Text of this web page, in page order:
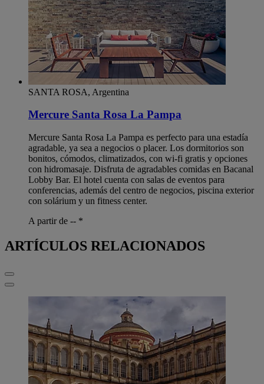
SANTA ROSA, Argentina
Mercure Santa Rosa La Pampa
Mercure Santa Rosa La Pampa es perfecto para una estadía
agradable, ya sea a negocios o placer. Los dormitorios son
bonitos, cómodos, climatizados, con wi-fi gratis y opciones
con hidromasaje. Disfruta de agradables comidas en Bacanal
Lobby Bar. El hotel cuenta con salas de eventos para
conferencias, además del centro de negocios, piscina exterior
con solárium y un fitness center.
A partir de -- *
ARTÍCULOS RELACIONADOS